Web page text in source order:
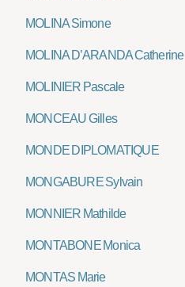
MOLINA Simone
MOLINA D’ARANDA Catherine
MOLINIER Pascale
MONCEAU Gilles
MONDE DIPLOMATIQUE
MONGABURE Sylvain
MONNIER Mathilde
MONTABONE Monica
MONTAS Marie